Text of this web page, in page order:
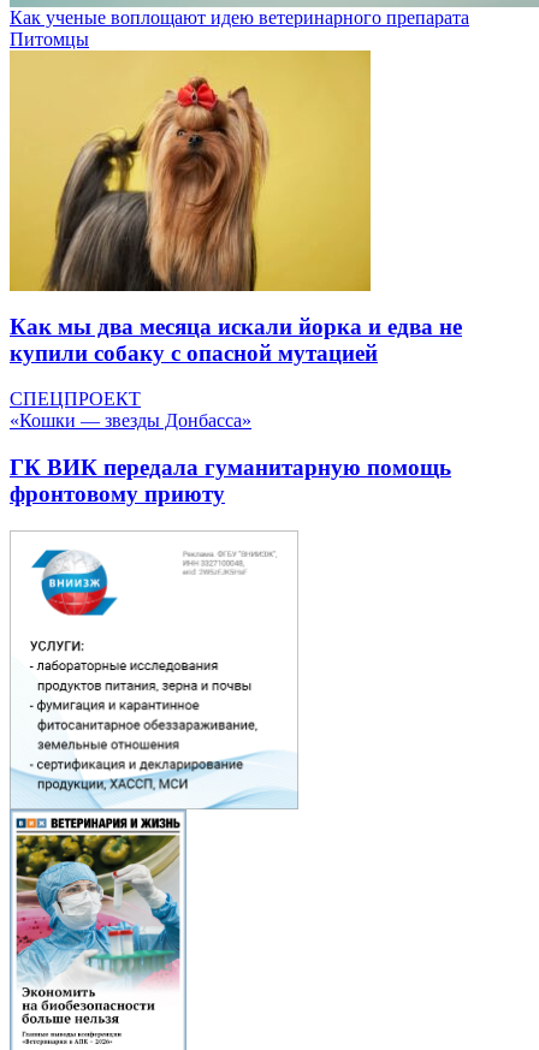
Как ученые воплощают идею ветеринарного препарата
Питомцы
Как мы два месяца искали йорка и едва не
купили собаку с опасной мутацией
СПЕЦПРОЕКТ
«Кошки — звезды Донбасса»
ГК ВИК передала гуманитарную помощь
фронтовому приюту